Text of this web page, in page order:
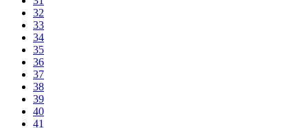
32
33
34
35
36
37
38
39
40
41